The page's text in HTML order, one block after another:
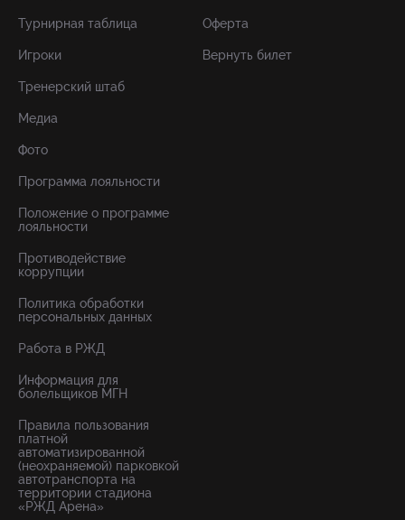
Турнирная таблица
Игроки
Тренерский штаб
Медиа
Фото
Программа лояльности
Положение о программе
лояльности
Противодействие
коррупции
Политика обработки
персональных данных
Работа в РЖД
Информация для
болельщиков МГН
Правила пользования
платной
автоматизированной
(неохраняемой) парковкой
автотранспорта на
территории стадиона
«РЖД Арена»
Оферта
Вернуть билет